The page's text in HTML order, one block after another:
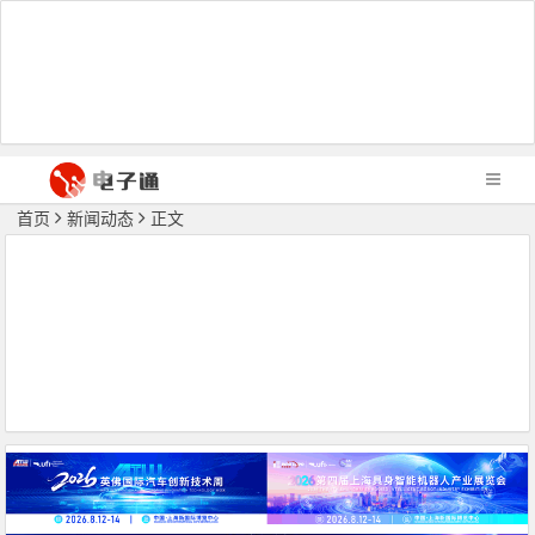
首页 新闻动态 正文